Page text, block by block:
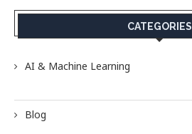
CATEGORIES
AI & Machine Learning
Blog